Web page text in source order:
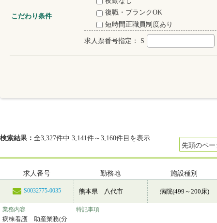
こだわり条件
復職・ブランクOK
短時間正職員制度あり
求人票番号指定： S
検索結果： 全3,327件中 3,141件～3,160件目を表示
先頭のペー
求人番号 勤務地 施設種別
S0032775-0035 熊本県 八代市 病院(499～200床)
業務内容
病棟看護 助産業務(分
特記事項